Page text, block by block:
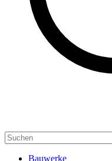
Bauwerke